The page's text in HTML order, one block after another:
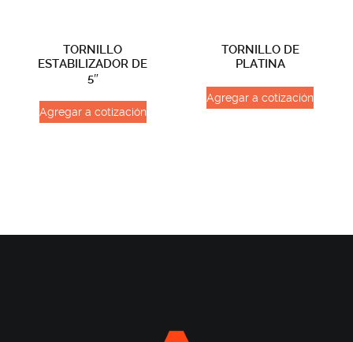
TORNILLO
ESTABILIZADOR DE
5″
Agregar a cotización
TORNILLO DE
PLATINA
Agregar a cotización